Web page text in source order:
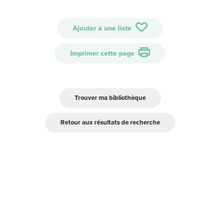
Ajouter à une liste
Imprimer cette page
Trouver ma bibliothèque
Retour aux résultats de recherche